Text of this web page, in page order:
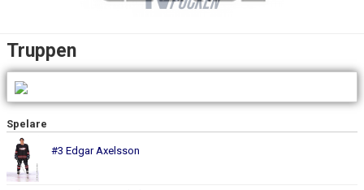
TRUPPEN
BILDGALLERI
DOKUMENT
KONTAKT
Truppen
Spelare
#3 Edgar Axelsson